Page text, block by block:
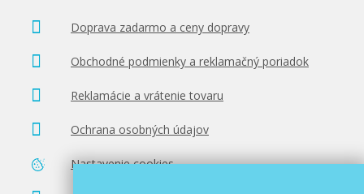
Doprava zadarmo a ceny dopravy
Obchodné podmienky a reklamačný poriadok
Reklamácie a vrátenie tovaru
Ochrana osobných údajov
Nastavenie cookies